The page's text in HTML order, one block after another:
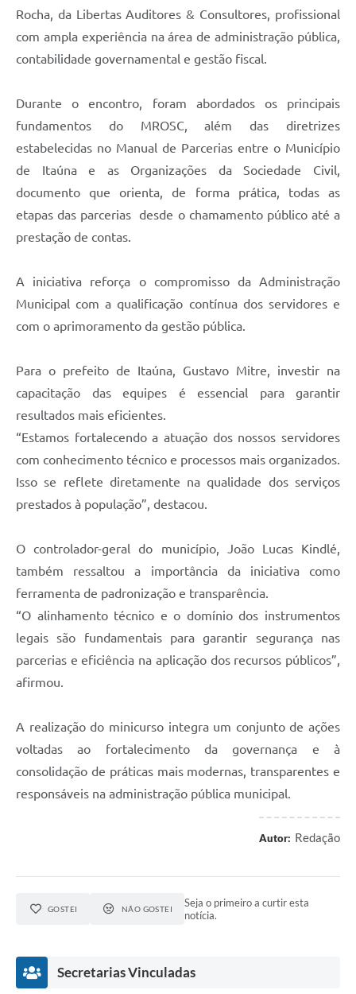
Rocha, da Libertas Auditores & Consultores, profissional
com ampla experiência na área de administração pública,
contabilidade governamental e gestão fiscal.
Durante o encontro, foram abordados os principais
fundamentos do MROSC, além das diretrizes
estabelecidas no Manual de Parcerias entre o Município
de Itaúna e as Organizações da Sociedade Civil,
documento que orienta, de forma prática, todas as
etapas das parcerias desde o chamamento público até a
prestação de contas.
A iniciativa reforça o compromisso da Administração
Municipal com a qualificação contínua dos servidores e
com o aprimoramento da gestão pública.
Para o prefeito de Itaúna, Gustavo Mitre, investir na
capacitação das equipes é essencial para garantir
resultados mais eficientes.
“Estamos fortalecendo a atuação dos nossos servidores
com conhecimento técnico e processos mais organizados.
Isso se reflete diretamente na qualidade dos serviços
prestados à população”, destacou.
O controlador-geral do município, João Lucas Kindlé,
também ressaltou a importância da iniciativa como
ferramenta de padronização e transparência.
“O alinhamento técnico e o domínio dos instrumentos
legais são fundamentais para garantir segurança nas
parcerias e eficiência na aplicação dos recursos públicos”,
afirmou.
A realização do minicurso integra um conjunto de ações
voltadas ao fortalecimento da governança e à
consolidação de práticas mais modernas, transparentes e
responsáveis na administração pública municipal.
Autor: Redação
GOSTEI NÃO GOSTEI
Seja o primeiro a curtir esta
notícia.
Secretarias Vinculadas